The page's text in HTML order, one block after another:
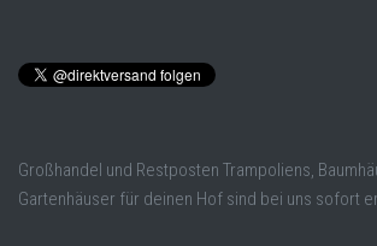
Großhandel und Restposten Trampoliens,
Gartenhäuser für deinen Hof sind bei uns sofort